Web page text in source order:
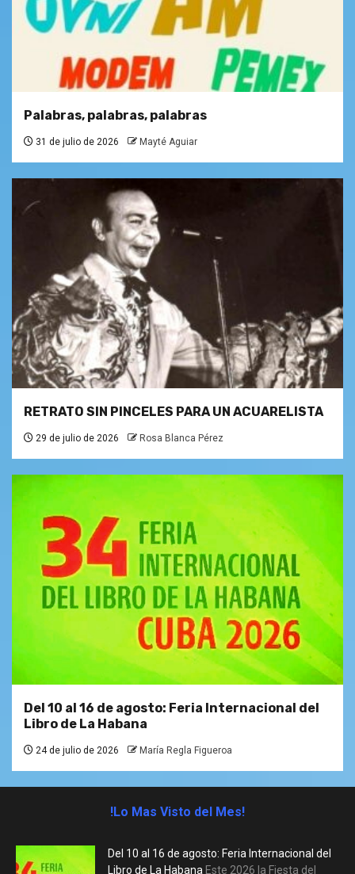
Palabras, palabras, palabras
31 de julio de 2026 Mayté Aguiar
RETRATO SIN PINCELES PARA UN ACUARELISTA
29 de julio de 2026 Rosa Blanca Pérez
Del 10 al 16 de agosto: Feria Internacional del
Libro de La Habana
24 de julio de 2026 María Regla Figueroa
!Lo Mas Visto del Mes!
Del 10 al 16 de agosto: Feria Internacional del
Libro de La Habana Este 2026 la Fiesta del